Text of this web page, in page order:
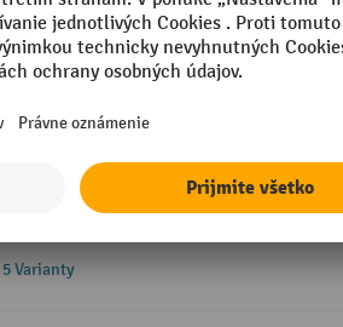
Ručný paletový vozík Ameise® PTM 2.0
odolných materiálov
Pre konzistentný výkon pri
v priemysle a obchode
Rýchly zdvih (do 120 kg)
5 Varianty